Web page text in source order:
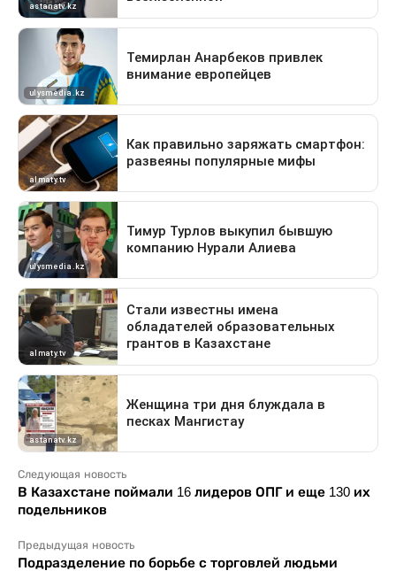
Следующая новость
В Казахстане поймали 16 лидеров ОПГ и еще 130 их
подельников
Предыдущая новость
Подразделение по борьбе с торговлей людьми